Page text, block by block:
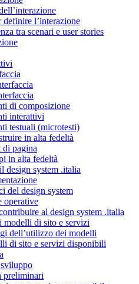
definire l’interazione
tra scenari e user stories
di composizione
interattivi
testuali (microtesti)
in alta fedeltà
pagina
in alta fedeltà
design system .italia
del design system
operative
al design system .italia
modelli di sito e servizi
dell’utilizzo dei modelli
di sito e servizi disponibili
preliminari